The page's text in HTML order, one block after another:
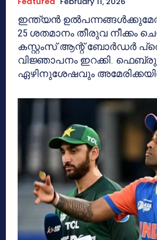
ഇന്ത്യൻ
25 ശതമാനം തീരുവ നീക്കം
കസ്റ്റംസ് ആന്റ് ബോർഡർ
വിജ്ഞാപനം ഇറക്കി.
ഏഴിനുശേഷവും